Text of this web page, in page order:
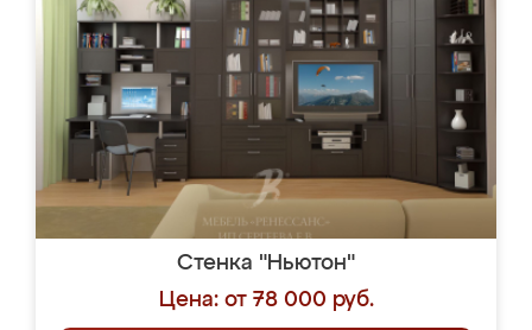
Стенка "Ньютон"
Цена: от 78 000 руб.